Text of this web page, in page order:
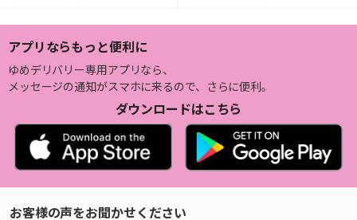
アプリならもっと便利に
ゆめデリバリー専用アプリなら、
メッセージの通知がスマホに来るので、さらに便利。
ダウンロードはこちら
お客様の声をお聞かせください